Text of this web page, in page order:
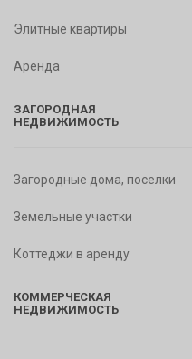
Элитные квартиры
Аренда
ЗАГОРОДНАЯ
НЕДВИЖИМОСТЬ
Загородные дома, поселки
Земельные участки
Коттеджи в аренду
КОММЕРЧЕСКАЯ
НЕДВИЖИМОСТЬ